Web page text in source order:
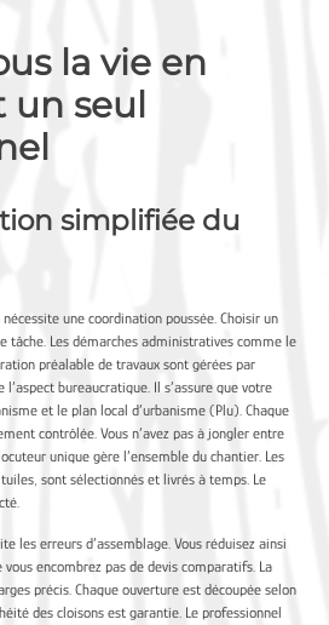
la vie en
un seul
simplifiée du
une coordination poussée. Choisir un
tâche. Les démarches administratives comme le
préalable de travaux sont gérées par
l’aspect bureaucratique. Il s’assure que votre
et le plan local d’urbanisme (Plu). Chaque
contrôlée. Vous n’avez pas à jongler entre
unique gère l’ensemble du chantier. Les
sont sélectionnés et livrés à temps. Le
les erreurs d’assemblage. Vous réduisez ainsi
encombrez pas de devis comparatifs. La
précis. Chaque ouverture est découpée selon
des cloisons est garantie. Le professionnel